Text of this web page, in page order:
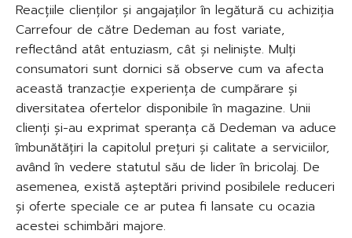
Reacțiile clienților și angajaților în legătură cu achiziția
Carrefour de către Dedeman au fost variate,
reflectând atât entuziasm, cât și neliniște. Mulți
consumatori sunt dornici să observe cum va afecta
această tranzacție experiența de cumpărare și
diversitatea ofertelor disponibile în magazine. Unii
clienți și-au exprimat speranța că Dedeman va aduce
îmbunătățiri la capitolul prețuri și calitate a serviciilor,
având în vedere statutul său de lider în bricolaj. De
asemenea, există așteptări privind posibilele reduceri
și oferte speciale ce ar putea fi lansate cu ocazia
acestei schimbări majore.